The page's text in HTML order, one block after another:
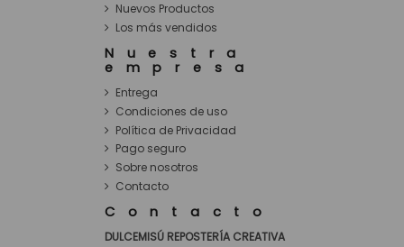
Nuevos Productos
Los más vendidos
Nuestra
empresa
Entrega
Condiciones de uso
Política de Privacidad
Pago seguro
Sobre nosotros
Contacto
Contacto
DULCEMISÚ REPOSTERÍA CREATIVA